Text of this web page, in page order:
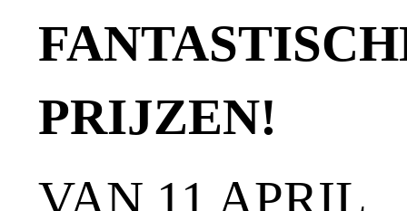
PRIJZEN!
VAN 11 APRIL